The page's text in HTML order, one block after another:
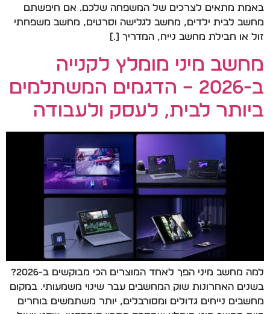
באמת מתאים לצרכים של המשפחה שלכם. אם חיפשתם
מחשב לבית ילדים, מחשב לגלישה וסרטים, מחשב משפחתי
זול או חבילת מחשב נייח, המדריך […]
מחשב מיני מומלץ לקנייה
ב-2026 – הדגמים המשתלמים
ביותר לבית, לעסק ולעבודה
למה מחשב מיני הפך לאחד המוצרים הכי מבוקשים ב-2026?
בשנים האחרונות שוק המחשבים עבר שינוי משמעותי. במקום
מחשבים נייחים גדולים ומסורבלים, יותר משתמשים בוחרים